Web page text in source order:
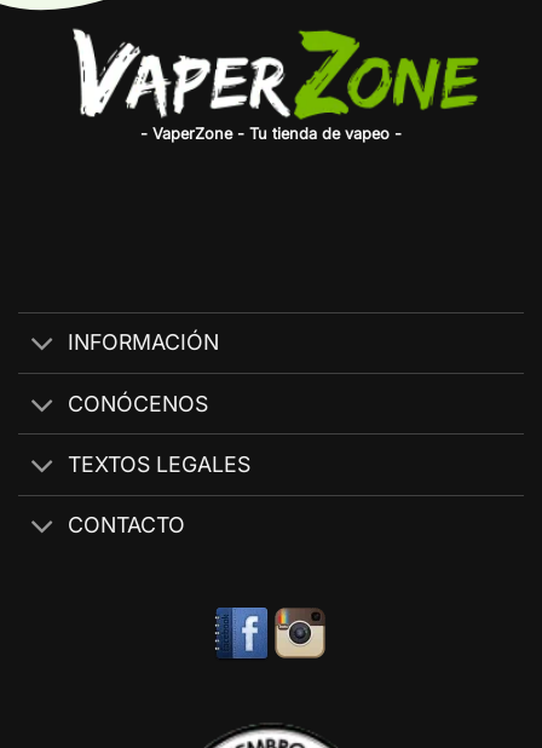
- VaperZone - Tu tienda de vapeo -
INFORMACIÓN
CONÓCENOS
TEXTOS LEGALES
CONTACTO